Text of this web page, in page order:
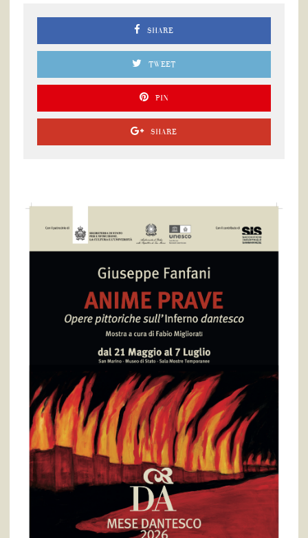
SHARE
TWEET
PIN
SHARE